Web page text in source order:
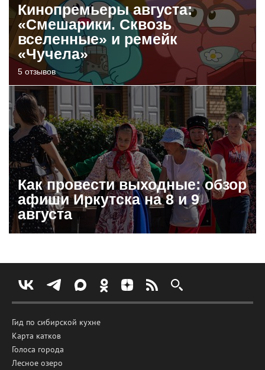
Кинопремьеры августа:
«Смешарики. Сквозь
вселенные» и ремейк
«Чучела»
5 отзывов
Как провести выходные: обзор
афиши Иркутска на 8 и 9
августа
Гид по сибирской кухне
Карта катков
Голоса города
Лесное озеро